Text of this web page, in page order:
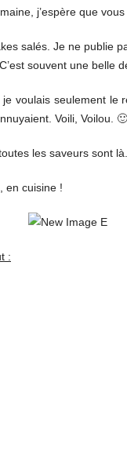
j’espère que
salés. Je ne publie
souvent une belle
je voulais seulement
Voili, Voilou. 🙂
les saveurs sont
en cuisine !
: